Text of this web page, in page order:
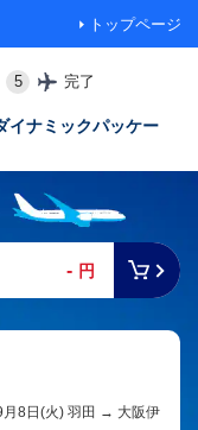
トップページ
5 完了
イナミックパッケー
- 円
月8日(火) 羽田 → 大阪伊